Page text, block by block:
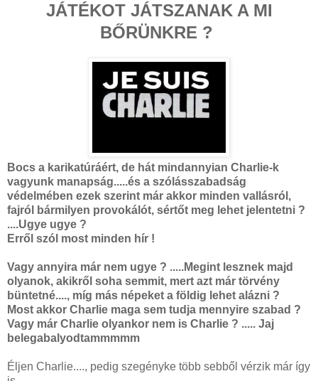
JÁTÉKOT JÁTSZANAK A MI
BŐRÜNKRE ?
Bocs a karikatúráért, de hát mindannyian Charlie-k
vagyunk manapság.....és a szólásszabadság
védelmében ezek szerint már akkor minden vallásról,
fajról bármilyen provokálót, sértőt meg lehet jelentetni ?
....Ugye ugye ?
Erről szól most minden hír !
Vagy annyira már nem ugye ? .....Megint lesznek majd
olyanok, akikről soha semmit, mert azt már törvény
büntetné...., míg más népeket a földig lehet alázni ?
Most akkor Charlie maga sem tudja mennyire szabad ?
Vagy már Charlie olyankor nem is Charlie ? ..... Jaj
belegabalyodtammmmm
Éljen Charlie...., pedig szegényke több sebből vérzik már így